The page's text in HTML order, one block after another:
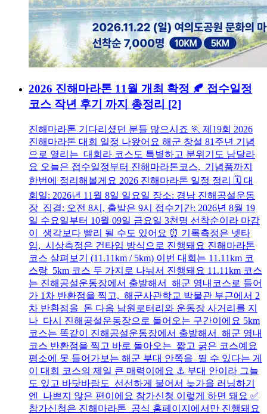
2026 진해마라톤 11월 개최 확정 🍂 접수일정
코스 작년 후기 까지 총정리 [2]
진해마라톤 기다리셨던 분들 많으시죠 🏃 제19회 2026
진해마라톤 대회 일정 나왔어요 해군 창설 81주년 기념
으로 열리는 대회라 코스도 특별하고 분위기도 남달라
요 오늘은 접수일정부터 진해마라톤코스, 기념품까지
한번에 정리해볼게요 2026 진해마라톤 일정 정리 🗓️ 대
회일: 2026년 11월 8일 일요일 장소: 경남 진해공설운동
장 집결: 오전 8시, 출발은 9시 접수기간: 2026년 8월 19
일 수요일부터 10월 09일 금요일 3천명 선착순이라 마감
이 생각보다 빨리 될 수도 있어요 ⏰ 기록측정은 넷타
임, 시상측정은 건타임 방식으로 진행돼요 진해마라톤
코스 살펴보기 (11.11km / 5km) 이번 대회는 11.11km 코
스랑 5km 코스 두 가지로 나눠서 진행돼요 11.11km 코스
는 진해공설운동장에서 출발해서 해군 영내코스로 들어
가 1차 반환점을 찍고, 해군사관학교 박물관 부근에서 2
차 반환점을 돈 다음 남원로터리와 운동장 사거리를 지
나 다시 진해공설운동장으로 들어오는 구간이에요 5km
코스는 똑같이 진해공설운동장에서 출발해서 해군 영내
코스 반환점을 찍고 바로 돌아오는 짧고 굵은 코스예요
평소에 못 들어가보는 해군 부대 안쪽을 뛸 수 있다는 게
이 대회 코스의 제일 큰 매력이에요 ⚓ 부대 안이라 그늘
도 있고 바닷바람도 선선하게 불어서 늦가을 러닝하기
엔 나쁘지 않은 편이에요 참가신청 이렇게 하면 돼요 ✅
참가신청은 진해마라톤 공식 홈페이지에서만 진행돼요